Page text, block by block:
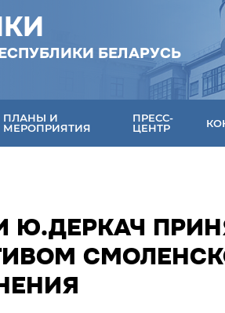
БЕЛАРУСЬ
ПЛАНЫ И
МЕРОПРИЯТИЯ
ПРЕСС-
ЦЕНТР
Ю.ДЕРКАЧ